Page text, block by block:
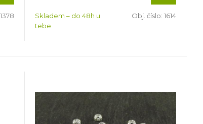
1378
Skladem – do 48h u
tebe
Obj. číslo: 1614